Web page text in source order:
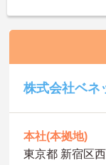
株式会社ベネ
本社(本拠地)
東京都 新宿区